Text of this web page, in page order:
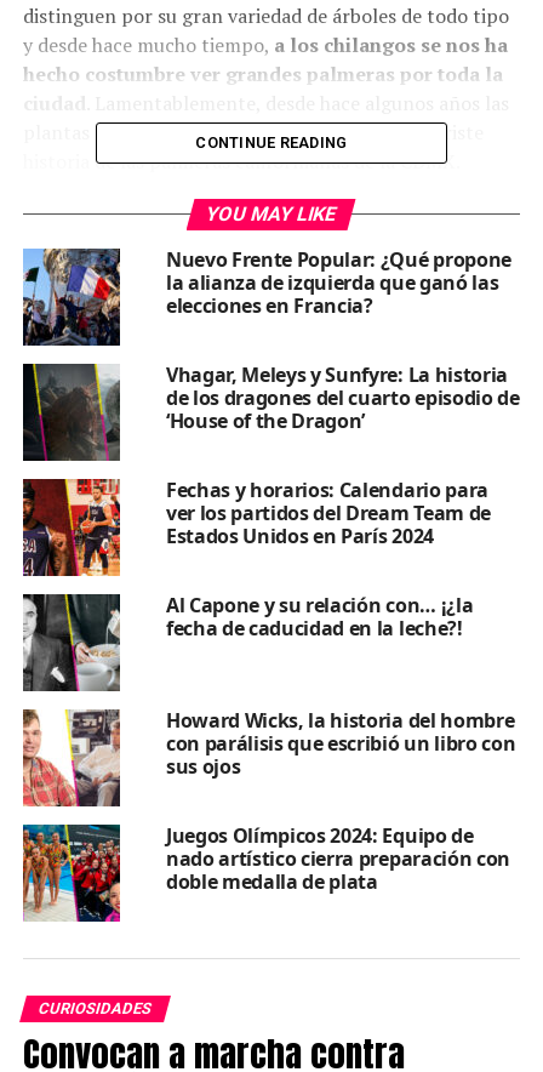
distinguen por su gran variedad de árboles de todo tipo
y desde hace mucho tiempo, a los chilangos se nos ha
hecho costumbre ver grandes palmeras por toda la
plantas de este tipo están muriendo. Esta es la triste
historia de las palmeras californianas de la CDMX.
Las palmeras adornaban gran parte de la ciudad hasta
hace algunos años./Imagen Narvarteando Facebook
Las palmeras son naturales de las costas y de climas
cálidos y tropicales, pero
adapten a los climas más templados. A mediados del
siglo XX la ciudad comenzó a verse adornada con
grandes palmeras en muchos de sus parques y
camellones.
CONTINUE READING
YOU MAY LIKE
Nuevo Frente Popular: ¿Qué propone
la alianza de izquierda que ganó las
elecciones en Francia?
Vhagar, Meleys y Sunfyre: La historia
de los dragones del cuarto episodio de
‘House of the Dragon’
Fechas y horarios: Calendario para
ver los partidos del Dream Team de
Estados Unidos en París 2024
Al Capone y su relación con… ¡¿la
fecha de caducidad en la leche?!
Howard Wicks, la historia del hombre
con parálisis que escribió un libro con
sus ojos
Juegos Olímpicos 2024: Equipo de
nado artístico cierra preparación con
doble medalla de plata
CURIOSIDADES
Convocan a marcha contra